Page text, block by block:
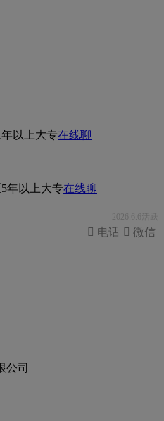
年以上大专在线聊
5年以上大专在线聊
2026.6.6活跃
 微信
 电话
公司